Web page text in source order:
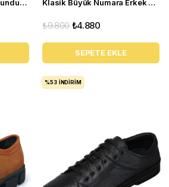
Büyük Numara Klasik Kundura - NV1088 Koyu Lacivert Klasik Büyük Numara Erkek Ayakkabı - NR1954 Taba
₺4.880
₺9.800
SEPETE EKLE
%53 İNDIRIM